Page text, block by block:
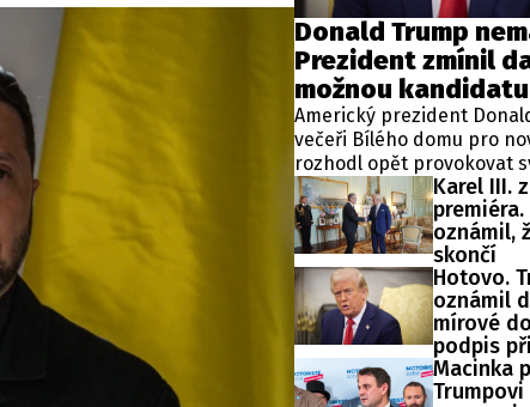
důležitou zprávu, příběh, fotografie,
redakce@newsbox.cz
z vás odměníme
Donald Trump
Prezident zmínil
možnou
Americký prezident
večeři Bílého domu pro
rozhodl opět provokovat
Vtipkoval totiž o čtvrté
prezidentských volbách,
podle zákonů
momentálně vykonává již
ve funkci hlavy státu.
Karel III.
oznámil,
skončí
Hotovo.
oznámil
mírové
podpis
Macinka
Trumpovi